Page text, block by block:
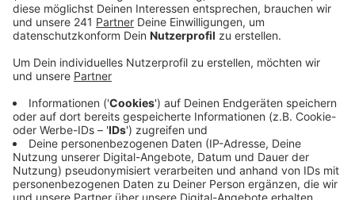
Ungewöhnlich dabei: Eine DNA-Spur an einem
Butterbrot brachte die Ermittler zu dem
Tatverdächtigen.
Veröffentlicht:Dienstag, 10.08.2021 11:37
Anzeige
Die Tat passierte Anfang Oktober 2020 um 8 Uhr
morgens: Die Betriebsleiterin des Zülpicher